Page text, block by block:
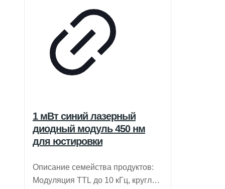
1 мВт синий лазерный
диодный модуль 450 нм
для юстировки
Описание семейства продуктов:
Модуляция TTL до 10 кГц, круглый